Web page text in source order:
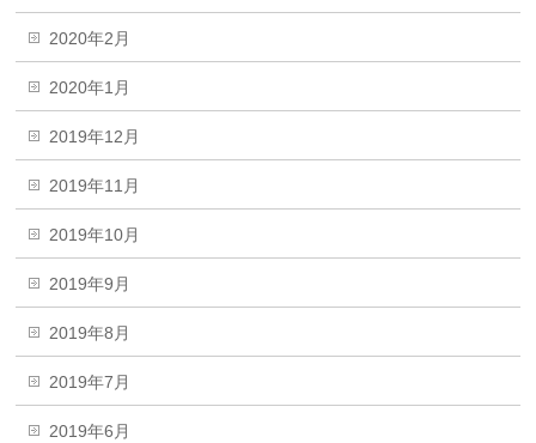
2020年2月
2020年1月
2019年12月
2019年11月
2019年10月
2019年9月
2019年8月
2019年7月
2019年6月